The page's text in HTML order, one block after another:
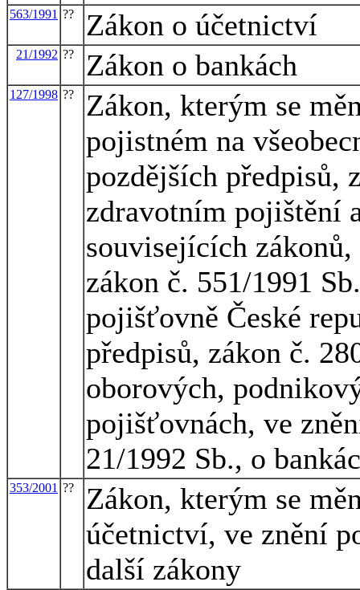
563/1991 ?? Zákon o účetnictví
21/1992 ?? Zákon o bankách
127/1998 ??
Zákon, kterým se
pojistném na
pozdějších předpisů,
zdravotním pojištění
souvisejících
zákon č. 551/1991
pojišťovně České
předpisů, zákon č.
oborových,
pojišťovnách, ve
21/1992 Sb., o
353/2001 ??
Zákon, kterým se
účetnictví, ve znění
další zákony